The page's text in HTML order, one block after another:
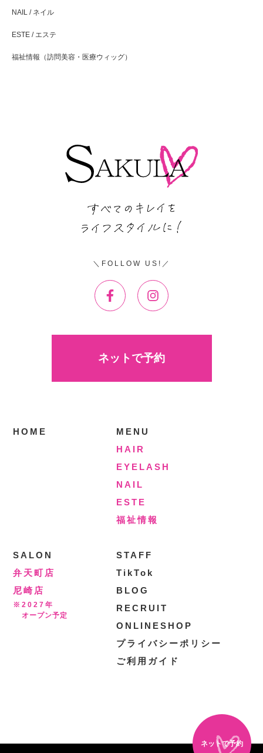
ネットで予約
NAIL / ネイル
ESTE / エステ
福祉情報（訪問美容・医療ウィッグ）
FOLLOW US!
ネットで予約
HOME
MENU
HAIR
EYELASH
NAIL
ESTE
福祉情報
SALON
弁天町店
尼崎店
※2027年
オープン予定
STAFF
TikTok
BLOG
RECRUIT
ONLINESHOP
プライバシーポリシー
ご利用ガイド